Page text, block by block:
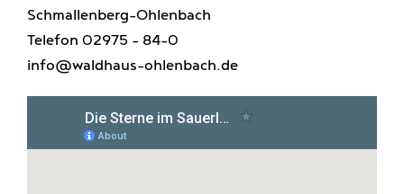
Schmallenberg-Ohlenbach
Telefon 02975 – 84-0
info@waldhaus-ohlenbach.de